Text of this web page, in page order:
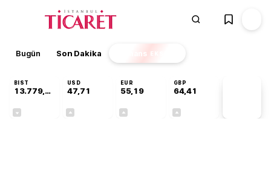
Bugün Son Dakika Finans EKSTRA
BIST
13.779,39
USD
47,71
EUR
55,19
GBP
64,41